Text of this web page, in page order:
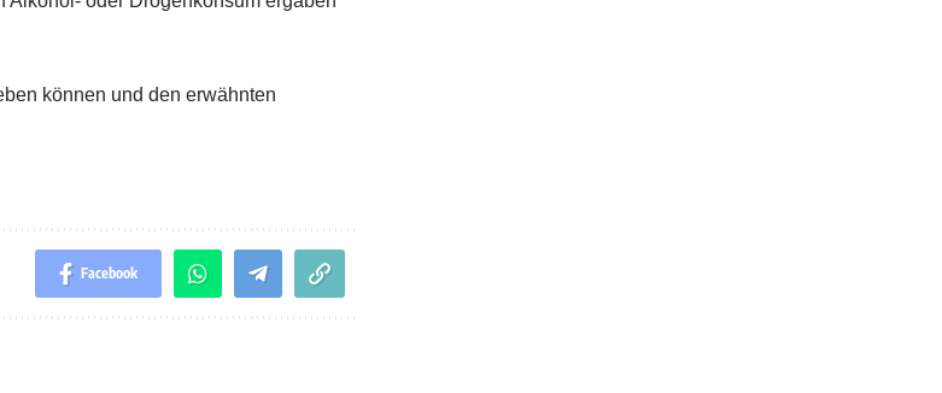
können und den erwähnten
Facebook